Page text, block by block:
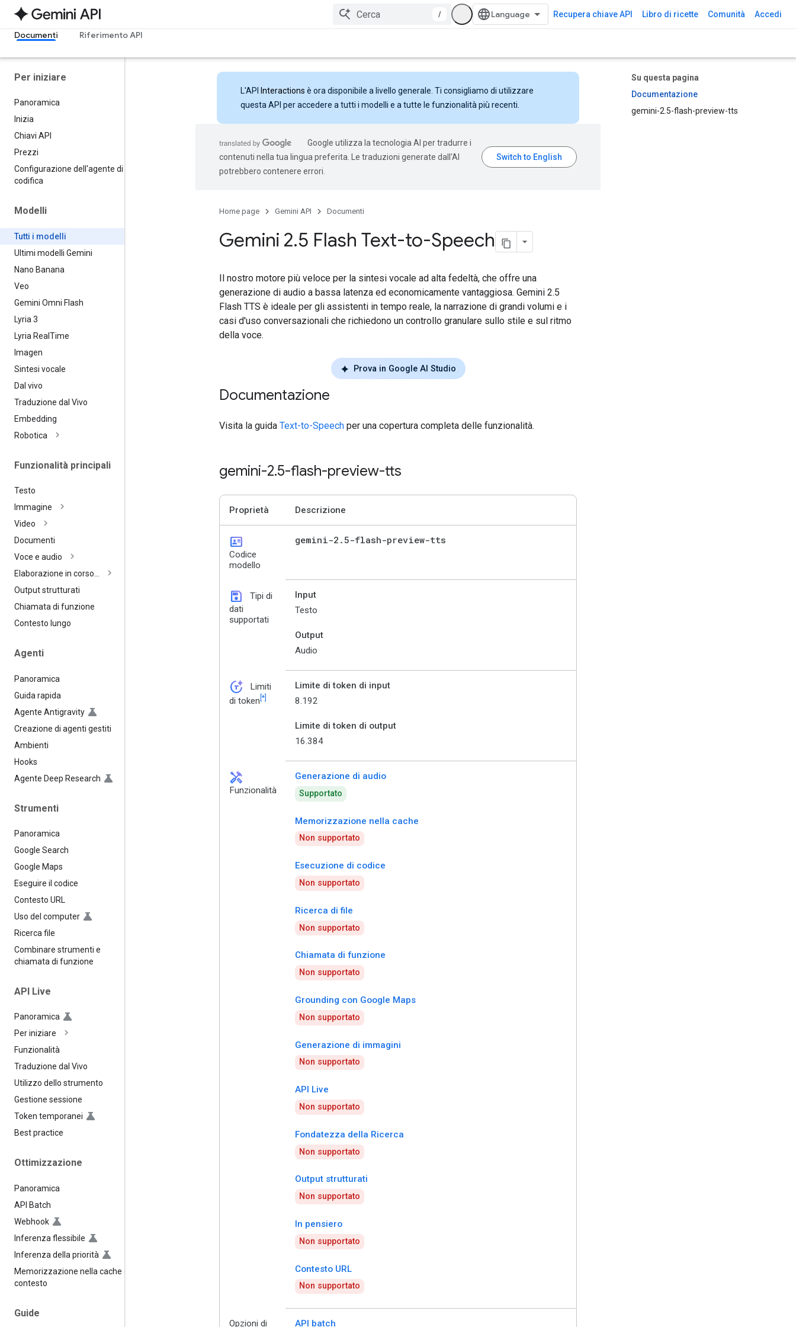
/ Recupera chiave API Libro di ricette Comunità Accedi
Documenti Riferimento API
Per iniziare
Panoramica
Inizia
Chiavi API
Prezzi
Configurazione dell'agente di
codifica
Modelli
Tutti i modelli
Ultimi modelli Gemini
Nano Banana
Veo
Gemini Omni Flash
Lyria 3
Lyria Real Time
Imagen
Sintesi vocale
Dal vivo
Traduzione dal Vivo
Embedding
Robotica
Funzionalità principali
Testo
Immagine
Video
Documenti
Voce e audio
Elaborazione in corso…
Output strutturati
Chiamata di funzione
Contesto lungo
Agenti
Panoramica
Guida rapida
Agente Antigravity
Creazione di agenti gestiti
Ambienti
Hooks
Agente Deep Research
Strumenti
Panoramica
Google Search
Google Maps
Eseguire il codice
Contesto URL
Uso del computer
Ricerca file
Combinare strumenti e
chiamata di funzione
API Live
Panoramica
Per iniziare
Funzionalità
Traduzione dal Vivo
Utilizzo dello strumento
Gestione sessione
Token temporanei
Best practice
Ottimizzazione
Panoramica
API Batch
Webhook
Inferenza flessibile
Inferenza della priorità
Memorizzazione nella cache del
contesto
Guide
Su questa pagina
Documentazione
gemini-2.5-flash-preview-tts
L'API Interactions è ora disponibile a livello generale. Ti consigliamo di utilizzare
questa API per accedere a tutti i modelli e a tutte le funzionalità più recenti.
Google utilizza la tecnologia AI per tradurre i
contenuti nella tua lingua preferita. Le traduzioni generate dall'AI
potrebbero contenere errori.
Home page Gemini API Documenti
Gemini 2.5 Flash Text-to-Speech
Il nostro motore più veloce per la sintesi vocale ad alta fedeltà, che offre una
generazione di audio a bassa latenza ed economicamente vantaggiosa. Gemini 2.5
Flash TTS è ideale per gli assistenti in tempo reale, la narrazione di grandi volumi e i
casi d'uso conversazionali che richiedono un controllo granulare sullo stile e sul ritmo
della voce.
Prova in Google AI Studio
Documentazione
Visita la guida Text-to-Speech per una copertura completa delle funzionalità.
gemini-2.5-flash-preview-tts
Proprietà Descrizione
id_card
Codice
modello
gemini-2 .5-flash-preview-tts
save
Tipi di
dati
supportati
Input
Testo
Output
Audio
token_auto
Limiti
di token [*]
Limite di token di input
8.192
Limite di token di output
16.384
handyman
Funzionalità
Generazione di audio
Supportato
Memorizzazione nella cache
Non supportato
Esecuzione di codice
Non supportato
Ricerca di file
Non supportato
Chiamata di funzione
Non supportato
Grounding con Google Maps
Non supportato
Generazione di immagini
Non supportato
API Live
Non supportato
Fondatezza della Ricerca
Non supportato
Output strutturati
Non supportato
In pensiero
Non supportato
Contesto URL
Non supportato
Opzioni di API batch